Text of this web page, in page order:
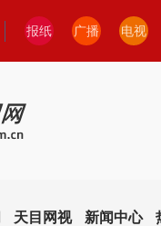
报纸 广播 电视
天目网视 新闻中心